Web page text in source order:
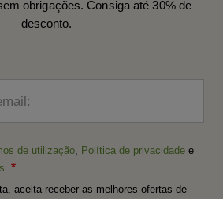
obrigações. Consiga até 30% de
desconto.
de utilização Política de privacidade e
aceita receber as melhores ofertas de